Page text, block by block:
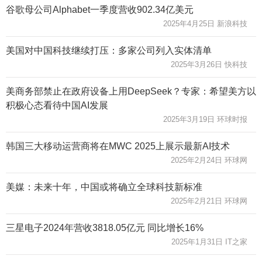
谷歌母公司Alphabet一季度营收902.34亿美元
2025年4月25日 新浪科技
美国对中国科技继续打压：多家公司列入实体清单
2025年3月26日 快科技
美商务部禁止在政府设备上用DeepSeek？专家：希望美方以
积极心态看待中国AI发展
2025年3月19日 环球时报
韩国三大移动运营商将在MWC 2025上展示最新AI技术
2025年2月24日 环球网
美媒：未来十年，中国或将确立全球科技新标准
2025年2月21日 环球网
三星电子2024年营收3818.05亿元 同比增长16%
2025年1月31日 IT之家